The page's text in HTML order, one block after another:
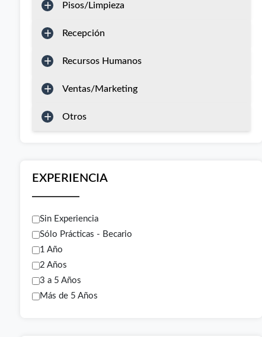
Pisos/Limpieza
Recepción
Recursos Humanos
Ventas/Marketing
Otros
EXPERIENCIA
Sin Experiencia
Sólo Prácticas - Becario
1 Año
2 Años
3 a 5 Años
Más de 5 Años